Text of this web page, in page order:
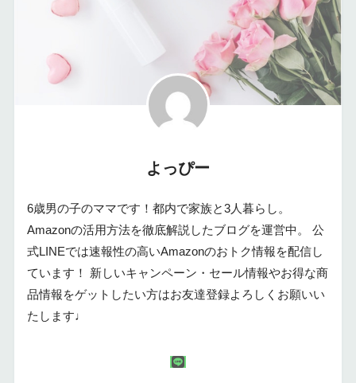
よっぴー
6歳男の子のママです！都内で家族と3人暮らし。
Amazonの活用方法を徹底解説したブログを運営中。 公
式LINEでは速報性の高いAmazonのおトク情報を配信し
ています！ 新しいキャンペーン・セール情報やお得な商
品情報をゲットしたい方はお友達登録よろしくお願いい
たします♩